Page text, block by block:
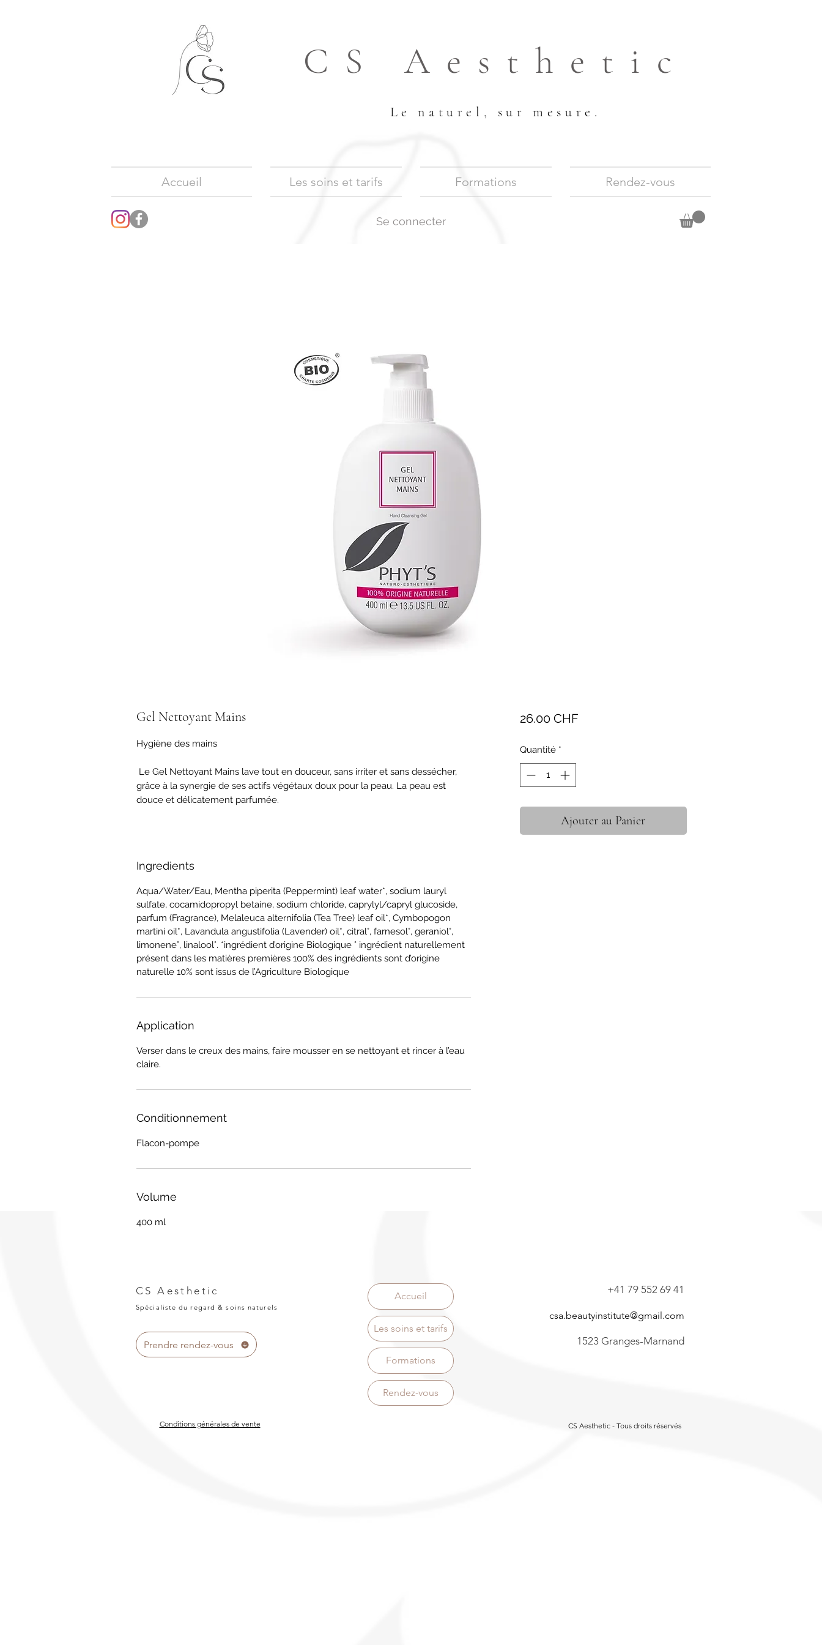
CS Aesthetic
Le naturel, sur mesure.
Accueil Les soins et tarifs Formations Rendez-vous
Se connecter
Gel Nettoyant Mains
Hygiène des mains
grâce à la synergie de ses actifs végétaux doux pour la peau. La peau est
douce et délicatement parfumée.
Ingredients
Aqua/Water/Eau, Mentha piperita (Peppermint) leaf water*, sodium lauryl
sulfate, cocamidopropyl betaine, sodium chloride, caprylyl/capryl glucoside,
parfum (Fragrance), Melaleuca alternifolia (Tea Tree) leaf oil*, Cymbopogon
martini oil*, Lavandula angustifolia (Lavender) oil*, citral°, farnesol°, geraniol°,
limonene°, linalool°. *ingrédient d’origine Biologique ° ingrédient naturellement
présent dans les matières premières 100% des ingrédients sont d’origine
naturelle 10% sont issus de l’Agriculture Biologique
Application
Verser dans le creux des mains, faire mousser en se nettoyant et rincer à l’eau
claire.
Conditionnement
Flacon-pompe
Volume
400 ml
26.00 CHFPrix
Quantité *
Ajouter au Panier
CS Aesthetic
Spécialiste du regard & soins naturels
+41 79 552 69 41
csa.beautyinstitute@gmail.com
1523 Granges-Marnand
Conditions générales de vente
Prendre rendez-vous
Accueil
Les soins et tarifs
Formations
Rendez-vous
CS Aesthetic - Tous droits réservés